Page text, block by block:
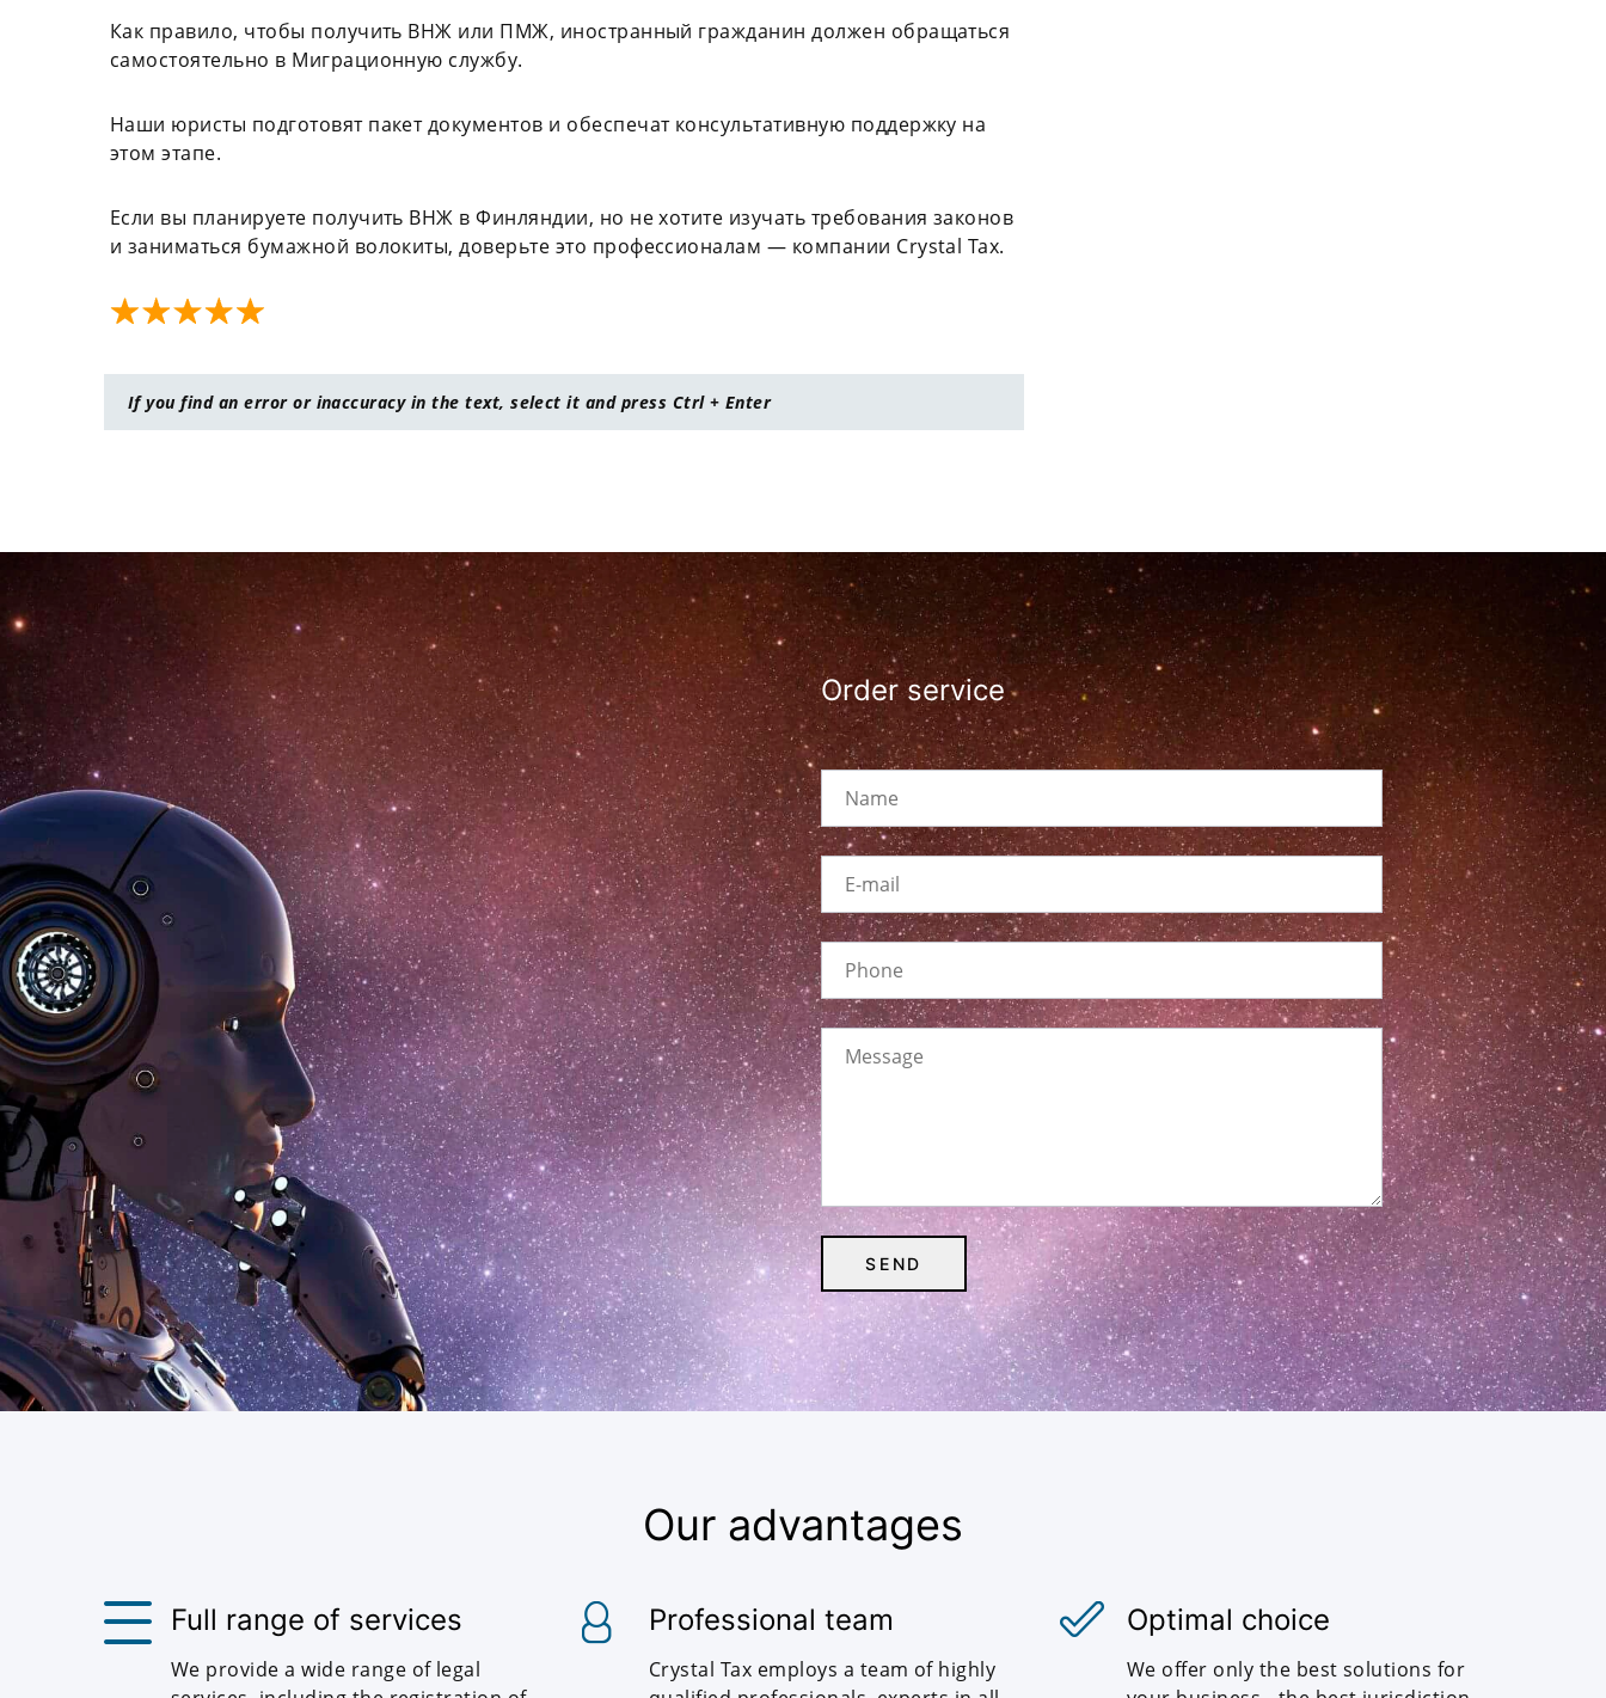
Как правило, чтобы получить ВНЖ или ПМЖ, иностранный гражданин должен обращаться
самостоятельно в Миграционную службу.
Наши юристы подготовят пакет документов и обеспечат консультативную поддержку на
этом этапе.
Если вы планируете получить ВНЖ в Финляндии, но не хотите изучать требования законов
и заниматься бумажной волокиты, доверьте это профессионалам — компании Crystal Tax.
If you find an error or inaccuracy in the text, select it and press Ctrl + Enter
Order service
Our advantages
Full range of services
We provide a wide range of legal
Professional team
Crystal Tax employs a team of highly
Optimal choice
We offer only the best solutions for